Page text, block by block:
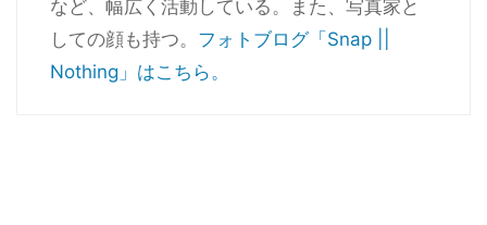
など、幅広く活動している。また、写真家と
しての顔も持つ。 フォトブログ「Snap ||
Nothing」はこちら。